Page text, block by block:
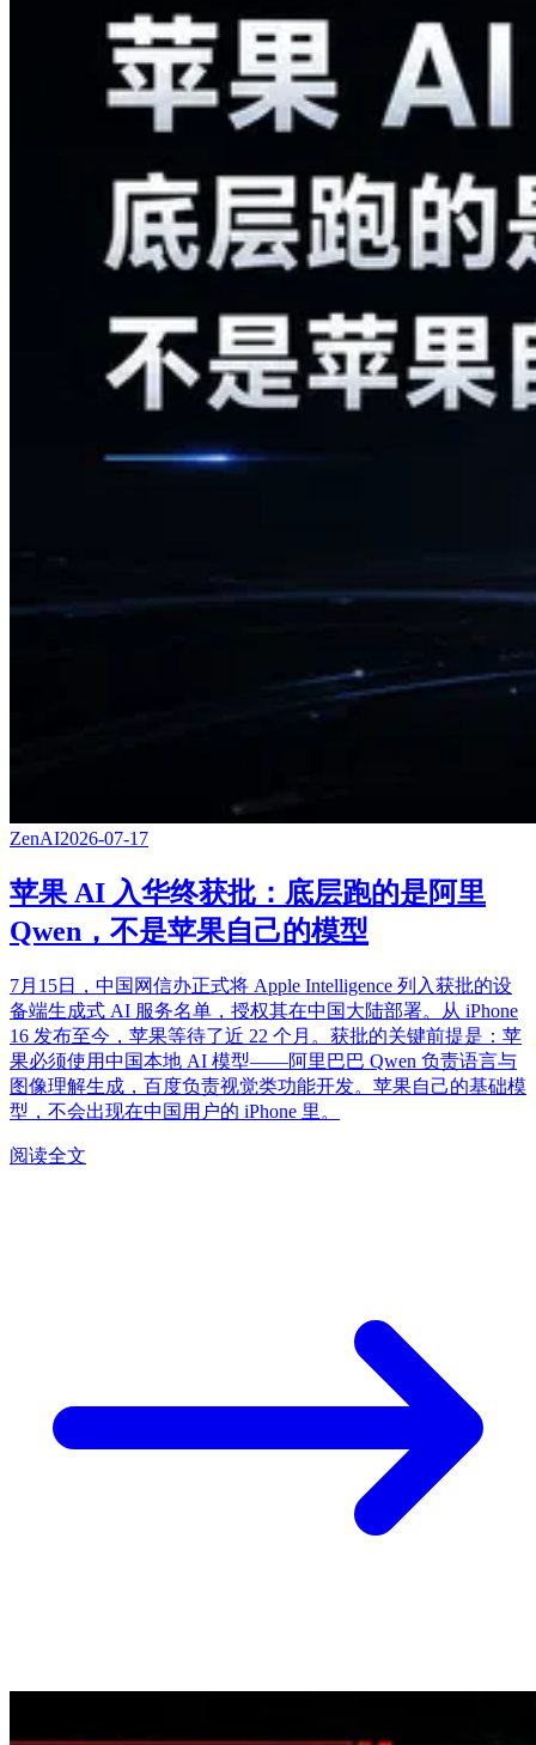
ZenAI2026-07-17
苹果 AI 入华终获批：底层跑的是阿里
Qwen，不是苹果自己的模型
7月15日，中国网信办正式将 Apple Intelligence 列入获批的设
备端生成式 AI 服务名单，授权其在中国大陆部署。从 iPhone
16 发布至今，苹果等待了近 22 个月。获批的关键前提是：苹
果必须使用中国本地 AI 模型——阿里巴巴 Qwen 负责语言与
图像理解生成，百度负责视觉类功能开发。苹果自己的基础模
型，不会出现在中国用户的 iPhone 里。
阅读全文